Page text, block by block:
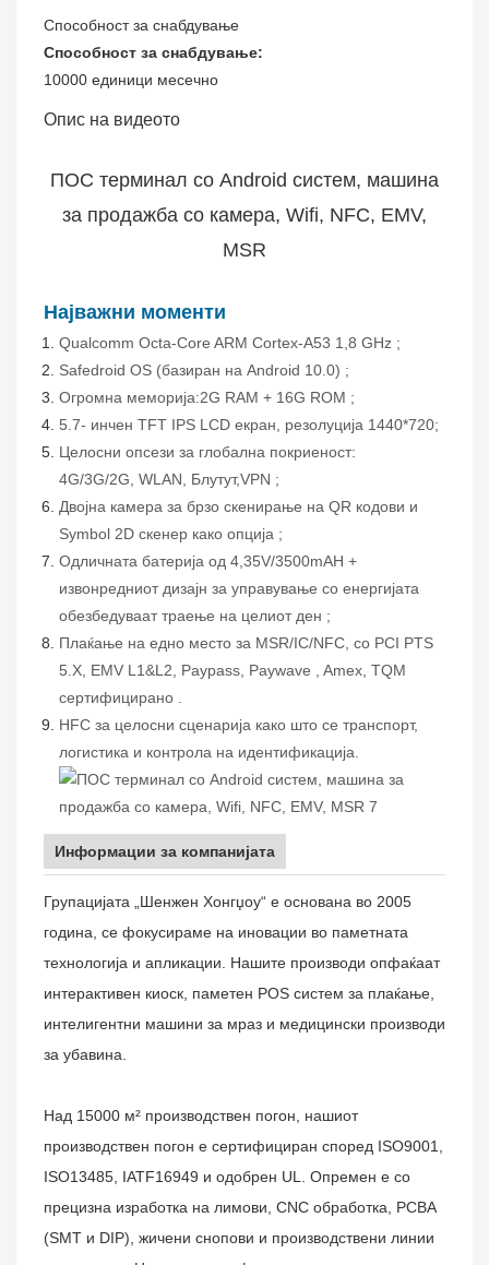
Способност за снабдување
Способност за снабдување:
10000 единици месечно
Опис на видеото
ПОС терминал со Android систем, машина
за продажба со камера, Wifi, NFC, EMV,
MSR
Најважни моменти
Qualcomm Octa-Core ARM Cortex-A53 1,8 GHz ;
Safedroid OS (базиран на Android 10.0) ;
Огромна меморија:2G RAM + 16G ROM ;
5. 7- инчен TFT IPS LCD екран, резолуција 1440*720;
Целосни опсези за глобална покриеност:
4G/3G/2G, WLAN, Блутут,VPN ;
Двојна камера за брзо скенирање на QR кодови и
Symbol 2D скенер како опција ;
Одличната батерија од 4,35V/3500mAH +
извонредниот дизајн за управување со енергијата
обезбедуваат траење на целиот ден ;
Плаќање на едно место за MSR/IC/NFC, со PCI PTS
5.X, EMV L1&L2, Paypass, Paywave
, Amex, TQM
сертифицирано
НFC за целосни сценарија како што се транспорт,
логистика и контрола на идентификација.
Информации за компанијата
Групацијата „Шенжен Хонгџоу“ е основана во 2005
година, се фокусираме на иновации во паметната
технологија и апликации. Нашите производи опфаќаат
интерактивен киоск, паметен POS систем за плаќање,
интелигентни машини за мраз и медицински производи
за убавина.
Над 15000 м² производствен погон, нашиот
производствен погон е сертифициран според ISO9001,
ISO13485, IATF16949 и одобрен UL. Опремен е со
прецизна изработка на лимови, CNC обработка, PCBA
(SMT и DIP), жичени снопови и производствени линии